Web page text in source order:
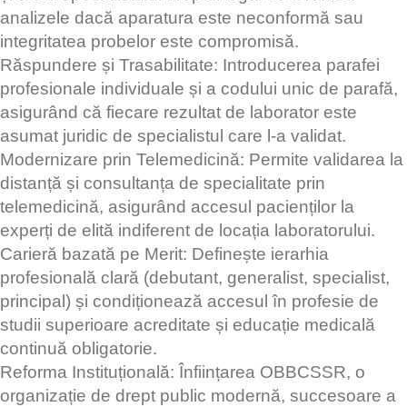
analizele dacă aparatura este neconformă sau
integritatea probelor este compromisă.
Răspundere și Trasabilitate: Introducerea parafei
profesionale individuale și a codului unic de parafă,
asigurând că fiecare rezultat de laborator este
asumat juridic de specialistul care l-a validat.
Modernizare prin Telemedicină: Permite validarea la
distanță și consultanța de specialitate prin
telemedicină, asigurând accesul pacienților la
experți de elită indiferent de locația laboratorului.
Carieră bazată pe Merit: Definește ierarhia
profesională clară (debutant, generalist, specialist,
principal) și condiționează accesul în profesie de
studii superioare acreditate și educație medicală
continuă obligatorie.
Reforma Instituțională: Înființarea OBBCSSR, o
organizație de drept public modernă, succesoare a